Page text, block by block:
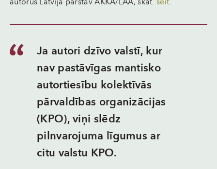
Ja autori dzīvo valstī, kur
nav pastāvīgas mantisko
autortiesību kolektīvās
pārvaldības organizācijas
(KPO), viņi slēdz
pilnvarojuma līgumus ar
citu valstu KPO.